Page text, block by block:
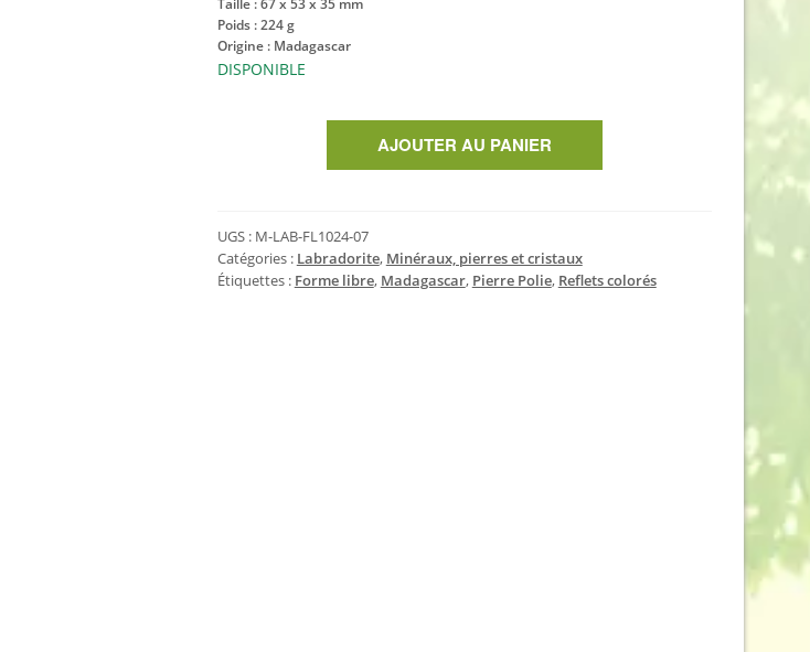
Taille : 67 x 53 x 35 mm
Poids : 224 g
Origine : Madagascar
DISPONIBLE
de
labradorite
violette
AJOUTER AU PANIER
UGS : M-LAB-FL1024-07
Catégories : Labradorite, Minéraux, pierres et cristaux
Étiquettes : Forme libre, Madagascar, Pierre Polie, Reflets colorés